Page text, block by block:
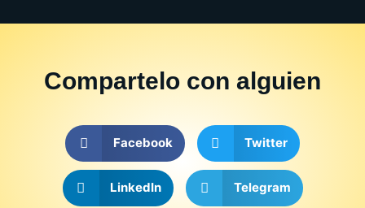
Compartelo con alguien
Facebook Twitter
LinkedIn Telegram